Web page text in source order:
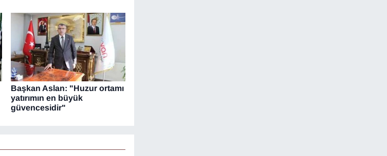
Başkan Aslan: "Huzur ortamı
yatırımın en büyük
güvencesidir"